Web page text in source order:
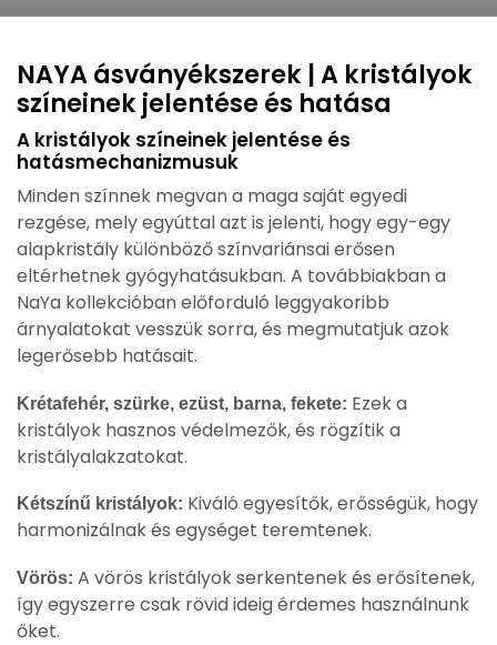
NAYA ásványékszerek | A kristályok
színeinek jelentése és hatása
A kristályok színeinek jelentése és
hatásmechanizmusuk
Minden színnek megvan a maga saját egyedi
rezgése, mely egyúttal azt is jelenti, hogy egy-egy
alapkristály különböző színvariánsai erősen
eltérhetnek gyógyhatásukban. A továbbiakban a
NaYa kollekcióban előforduló leggyakoribb
árnyalatokat vesszük sorra, és megmutatjuk azok
legerősebb hatásait.
Krétafehér, szürke, ezüst, barna, fekete: Ezek a
kristályok hasznos védelmezők, és rögzítik a
kristályalakzatokat.
Kétszínű kristályok: Kiváló egyesítők, erősségük, hogy
harmonizálnak és egységet teremtenek.
Vörös: A vörös kristályok serkentenek és erősítenek,
így egyszerre csak rövid ideig érdemes használnunk
őket.